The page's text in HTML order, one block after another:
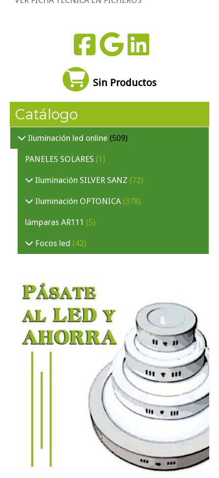
Sin Productos
Catálogo
Iluminación led online (509)
PANELES SOLARES (1)
Iluminación SILVER SANZ (72)
Iluminación OPTONICA (378)
lámparas AR111 (5)
Focos led (42)